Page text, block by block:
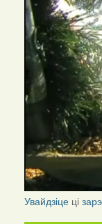
Увайдзіце ці